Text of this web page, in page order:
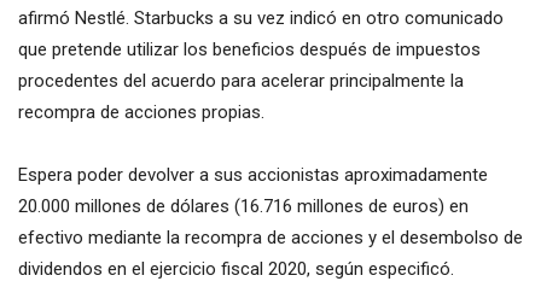
afirmó Nestlé. Starbucks a su vez indicó en otro comunicado
que pretende utilizar los beneficios después de impuestos
procedentes del acuerdo para acelerar principalmente la
recompra de acciones propias.
Espera poder devolver a sus accionistas aproximadamente
20.000 millones de dólares (16.716 millones de euros) en
efectivo mediante la recompra de acciones y el desembolso de
dividendos en el ejercicio fiscal 2020, según especificó.